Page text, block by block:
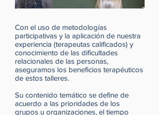
Con el uso de metodologías
participativas y la aplicación de nuestra
experiencia (terapeutas calificados) y
conocimiento de las dificultades
relacionales de las personas,
aseguramos los beneficios terapéuticos
de estos talleres.
Su contenido temático se define de
acuerdo a las prioridades de los
grupos u organizaciones, el tiempo